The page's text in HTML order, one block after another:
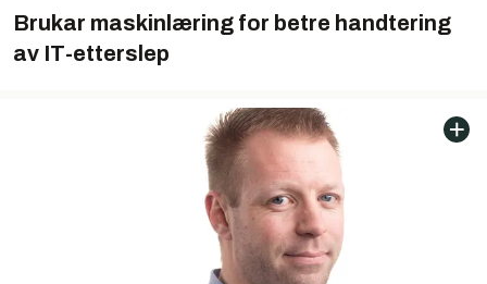
Brukar maskinlæring for betre handtering
av IT-etterslep